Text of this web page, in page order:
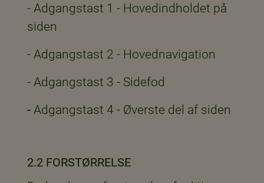
- Adgangstast 1 - Hovedindholdet på
siden
- Adgangstast 2 - Hovednavigation
- Adgangstast 3 - Sidefod
- Adgangstast 4 - Øverste del af siden
2.2 FORSTØRRELSE